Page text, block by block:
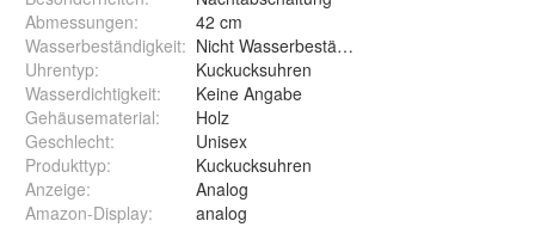
Abmessungen:
42 cm
Wasserbeständigkeit: Nicht Wasserbeständig
Uhrentyp:
Kuckucksuhren
Wasserdichtigkeit:
Keine Angabe
Gehäusematerial:
Holz
Geschlecht:
Unisex
Produkttyp:
Kuckucksuhren
Anzeige:
Analog
Amazon-Display: analog